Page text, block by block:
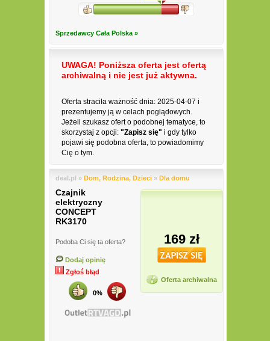
Sprzedawcy Cała Polska »
UWAGA! Poniższa oferta jest ofertą
archiwalną i nie jest już aktywna.
Oferta straciła ważność dnia: 2025-04-07 i
prezentujemy ją w celach poglądowych.
Jeżeli szukasz ofert o podobnej tematyce, to
skorzystaj z opcji: "Zapisz się" i gdy tylko
pojawi się podobna oferta, to powiadomimy
Cię o tym.
deal.pl » Dom, Rodzina, Dzieci » Dla domu
Czajnik
elektryczny
CONCEPT
RK3170
Podoba Ci się ta oferta?
Dodaj opinię
Zgłoś błąd
0%
169 zł
Oferta archiwalna